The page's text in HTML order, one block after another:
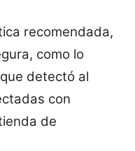
recomendada,
como lo
detectó al
con
de